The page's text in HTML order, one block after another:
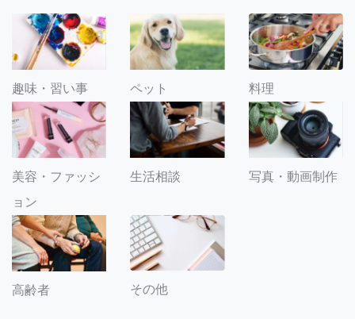
趣味・習い事 ペット 料理
美容・ファッシ
ョン
生活相談 写真・動画制作
高齢者 その他